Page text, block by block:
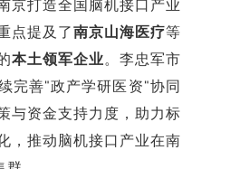
京打造全国脑机接口产业
点提及了南京山海医疗等
本土领军企业。李忠军市
完善"政产学研医资"协同
与资金支持力度，助力标
，推动脑机接口产业在南